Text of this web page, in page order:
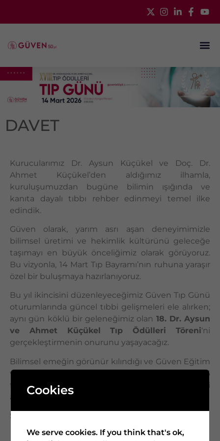
DAVET
Kurucularımız Dr. Aysun Küçükel ve Doç. Dr.
Ahmet Küçükel’den aldığımız ilhamla,
kuruluşumuzdan bugüne bilimin ışığında ve
kanıta dayalı tıbbı rehber edinmeyi temel ilke
edindik.
Güven olarak, yarım asrı aşan deneyimimizle
bilimsel üretimi ve hekimlik kültürünü geleceğe
taşımayı en büyük önceliğimiz olarak görüyoruz.
Bu vizyonla, 14 Mart Tıp Bayramı’nın ruhuna yaraşır
özel bir buluşmaya hazırlanıyoruz.
Bu yıl ikincisini düzenleyeceğimiz Güven Tıp Günü
oturumlarında güncel tıbbi gelişmeleri ele alırken;
aynı gün köklü bir geleneğimiz olan 18. Dr. Aysun
ve Ahmet Küçükel Tıp Ödülleri Töreni‘ni
gerçekleştirmenin onurunu yaşayacağız.
Bilimsel emeğin görünür kılındığı ve Güven Eğitim
ve Sağlık Vakfı ev sahipliğinde 14 Mart 2026
tarihinde gerçekleşecek bu anlamlı günde sizleri
aramızda görmekten mutluluk duyacağız.
Saygılarımızla,
Cookies
We serve cookies. If you think that's ok,